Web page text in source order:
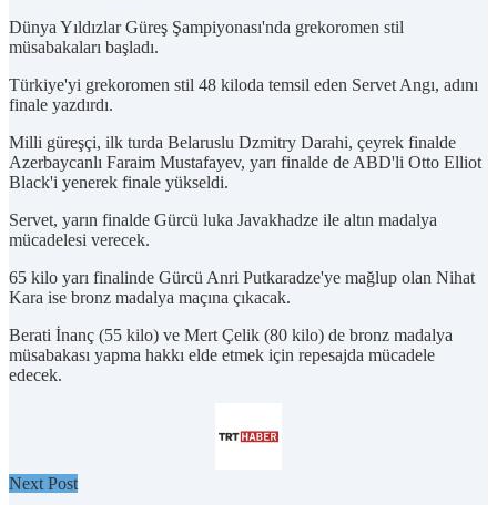
Dünya Yıldızlar Güreş Şampiyonası'nda grekoromen stil
müsabakaları başladı.
Türkiye'yi grekoromen stil 48 kiloda temsil eden Servet Angı, adını
finale yazdırdı.
Milli güreşçi, ilk turda Belaruslu Dzmitry Darahi, çeyrek finalde
Azerbaycanlı Faraim Mustafayev, yarı finalde de ABD'li Otto Elliot
Black'i yenerek finale yükseldi.
Servet, yarın finalde Gürcü luka Javakhadze ile altın madalya
mücadelesi verecek.
65 kilo yarı finalinde Gürcü Anri Putkaradze'ye mağlup olan Nihat
Kara ise bronz madalya maçına çıkacak.
Berati İnanç (55 kilo) ve Mert Çelik (80 kilo) de bronz madalya
müsabakası yapma hakkı elde etmek için repesajda mücadele
edecek.
Next Post